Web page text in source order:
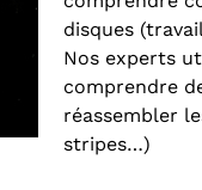
disques
Nos experts
comprendre
réassembler
stripes…)